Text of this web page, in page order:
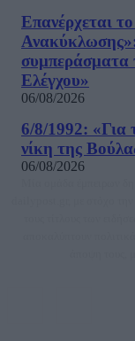
Επανέρχεται
συμπεράσματα
Ελέγχου»
06/08/2026
6/8/1992: «Για
νίκη της
06/08/2026